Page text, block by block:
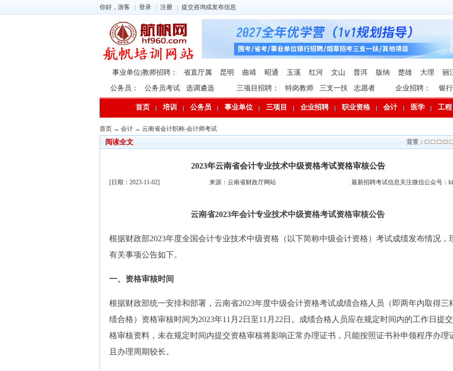
你好，游客 登录 注册 提交咨询或发布信息
事业单位|教师招聘： 省直厅属 昆明 曲靖 昭通 玉溪 红河 文山 普洱 版纳 楚雄 大理 丽
公务员： 公务员考试 选调遴选 三项目招聘： 特岗教师 三支一扶 志愿者 企业招聘： 银行
首页 培训 公务员 事业单位 三项目 企业招聘 职业资格 会计 医学 工程
首页 → 会计 → 云南省会计职称-会计师考试
背景：
阅读全文
2023年云南省会计专业技术中级资格考试资格审核公告
[日期：2023-11-02] 来源：云南省财政厅网站 最新招聘考试信息关注微信公众号：
云南省2023年会计专业技术中级资格考试资格审核公告
根据财政部2023年度全国会计专业技术中级资格（以下简称中级会计资格）考试成绩发布情况，
有关事项公告如下。
一、资格审核时间
根据财政部统一安排和部署，云南省2023年度中级会计资格考试成绩合格人员（即两年内取得三
绩合格）资格审核时间为2023年11月2日至11月22日。成绩合格人员应在规定时间内的工作日提
格审核资料，未在规定时间内提交资格审核将影响正常办理证书，只能按照证书补申领程序办理
且办理周期较长。